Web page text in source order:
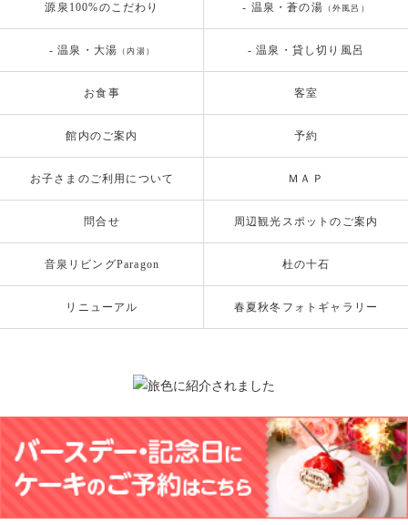
源泉100%のこだわり - 温泉・蒼の湯 （外風呂）
- 温泉・大湯 （内湯） - 温泉・貸し切り風呂
お食事 客室
館内のご案内 予約
お子さまのご利用について ＭＡＰ
問合せ 周辺観光スポットのご案内
音泉リビングParagon 杜の十石
リニューアル 春夏秋冬フォトギャラリー